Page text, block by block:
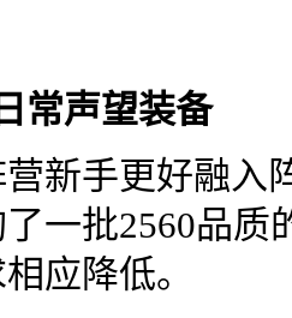
常声望装备
手更好融入
一批2560品质
应降低。